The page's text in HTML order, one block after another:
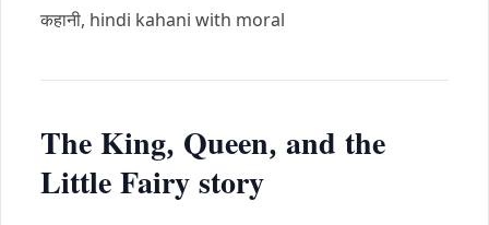
कहानी, hindi kahani with moral
The King, Queen, and the
Little Fairy story